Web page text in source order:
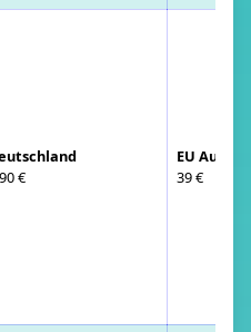
€
EU
39 €